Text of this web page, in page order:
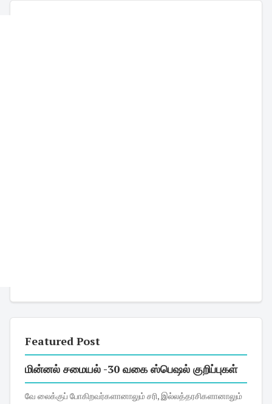
Featured Post
மின்னல் சமையல் -30 வகை ஸ்பெஷல் குறிப்புகள்
வே லைக்குப் போகிறவர்களானாலும் சரி, இல்லத்தரசிகளானாலும்